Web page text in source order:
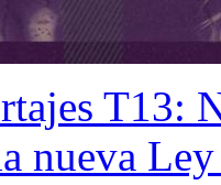
T13:
nueva